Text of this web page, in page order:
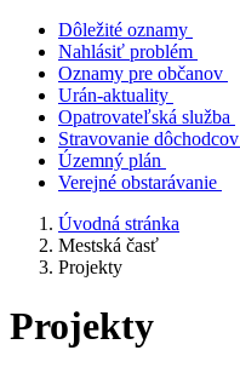
Dôležité oznamy
Nahlásiť problém
Oznamy pre občanov
Urán-aktuality
Opatrovateľská služba
Stravovanie dôchodcov
Územný plán
Verejné obstarávanie
Úvodná stránka
Mestská časť
Projekty
Projekty